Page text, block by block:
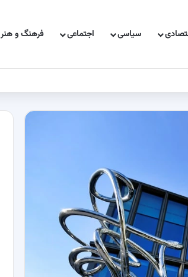
سیاسی اجتماعی فرهنگ و هنر